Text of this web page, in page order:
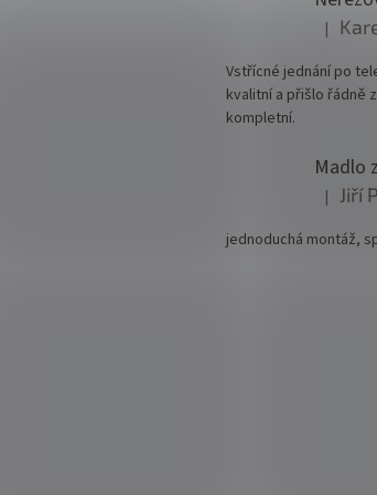
|
Vstřícné jednání po
kvalitní a přišlo řádně
kompletní.
| Jiří
jednoduchá montáž,